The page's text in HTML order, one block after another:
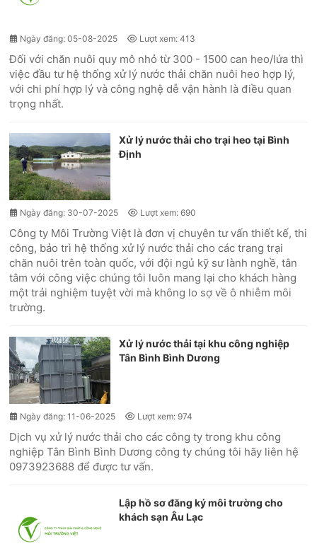
Ngày đăng: 05-08-2025 Lượt xem: 413
Đối với chăn nuôi quy mô nhỏ từ 300 - 1500 can heo/lứa thì
việc đầu tư hệ thống xử lý nước thải chăn nuôi heo hợp lý,
với chi phí hợp lý và công nghệ dễ vận hành là điều quan
trọng nhất.
Xử lý nước thải cho trại heo tại Bình
Định
Ngày đăng: 30-07-2025 Lượt xem: 690
Công ty Môi Trường Việt là đơn vị chuyên tư vấn thiết kế, thi
công, bảo trì hệ thống xử lý nước thải cho các trang trại
chăn nuôi trên toàn quốc, với đội ngủ kỹ sư lành nghề, tân
tâm với công việc chúng tôi luôn mang lại cho khách hàng
một trải nghiệm tuyệt vời mà không lo sợ về ô nhiễm môi
trường.
Xử lý nước thải tại khu công nghiệp
Tân Bình Bình Dương
Ngày đăng: 11-06-2025 Lượt xem: 974
Dịch vụ xử lý nước thải cho các công ty trong khu công
nghiệp Tân Bình Bình Dương công ty chúng tôi hãy liên hệ
0973923688 để được tư vấn.
Lập hồ sơ đăng ký môi trường cho
khách sạn Âu Lạc